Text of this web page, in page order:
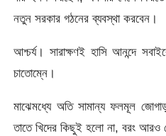
নতুন সরকার গঠনের ব্যবস্থা করবেন।
আশ্চর্য। সারাক্ষণই হাসি আনন্দে
চাতোম্নে।
মাঝেমধ্যে অতি সামান্য ফলমূল
তাতে খিদের কিছুই হলো না, বরং আরও